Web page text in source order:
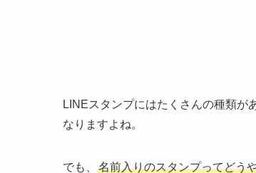
LINEスタンプにはたくさんの種類が
なりますよね。
でも、 名前入りのスタンプってどう